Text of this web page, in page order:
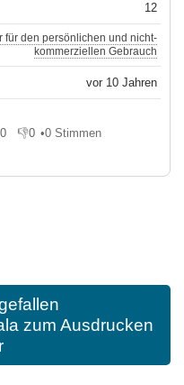
12
für den persönlichen und nicht-
kommerziellen Gebrauch
vor 10 Jahren
0 mir
👎0
Gefällt mir nicht
•0 Stimmen
zum Ausdrucken